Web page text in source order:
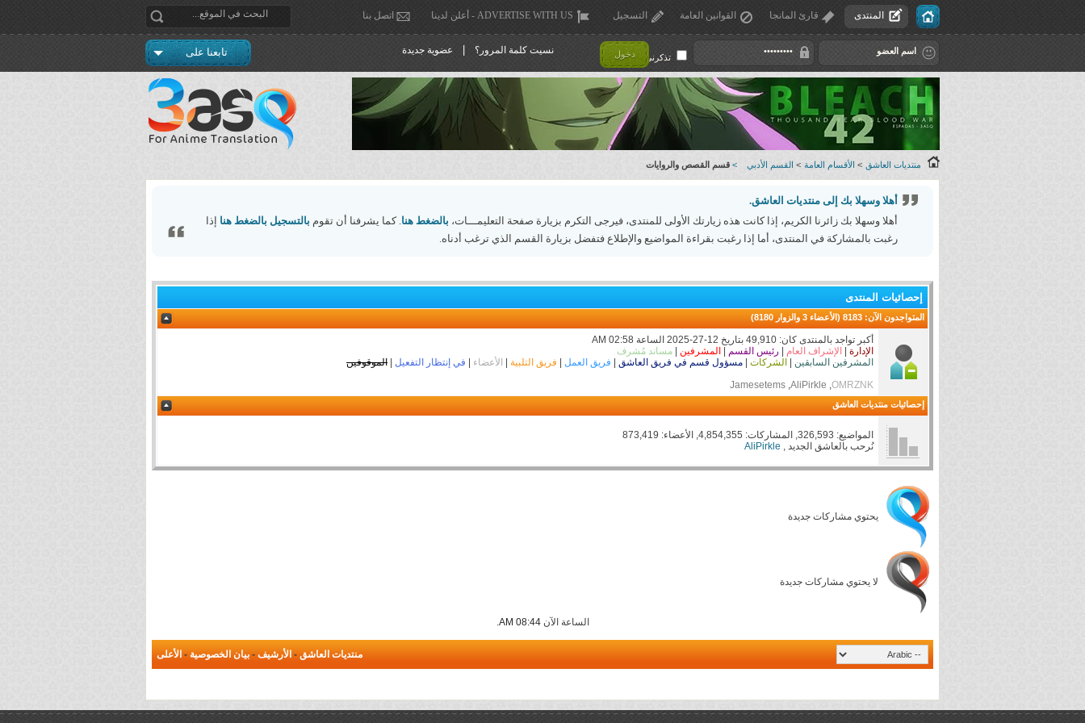
المنتدى قارئ المانجا القوانين العامة التسجيل ADVERTISE WITH US - أعلن لدينا اتصل بنا
تذكرني ! دخول نسيت كلمة المرور؟ عضوية جديدة تابعنا على
منتديات العاشق > الأقسام العامة > القسم الأدبي > قسم القصص والروايات
أهلا وسهلا بك إلى منتديات العاشق.
أهلا وسهلا بك زائرنا الكريم، إذا كانت هذه زيارتك الأولى للمنتدى، فيرجى التكرم بزيارة صفحة التعليمـــات، بالضغط هنا. كما يشرفنا أن تقوم بالتسجيل بالضغط هنا إذا
رغبت بالمشاركة في المنتدى، أما إذا رغبت بقراءة المواضيع والإطلاع فتفضل بزيارة القسم الذي ترغب أدناه.
إحصائيات المنتدى
المتواجدون الآن: 8183 (الأعضاء 3 والزوار 8180)
أكبر تواجد بالمنتدى كان: 49,910 بتاريخ 12-27-2025 الساعة 02:58 AM
الإدارة
الإشراف العام رئيس القسم المشرفين
مساند مُشرف
المشرفين السابقين
الشركات مسؤول قسم في فريق العاشق فريق العمل فريق التلبية الأعضاء في إنتظار التفعيل
الموقوفين
OMRZNK
, ‏
AliPirkle
, ‏
Jamesetems
إحصائيات منتديات العاشق
المواضيع: 326,593, المشاركات: 4,854,355, الأعضاء: 873,419
نُرحب بالعاشق الجديد , AliPirkle
يحتوي مشاركات جديدة
لا يحتوي مشاركات جديدة
الساعة الآن08:44 AM
.
منتديات العاشق - الأرشيف - بيان الخصوصية - الأعلى